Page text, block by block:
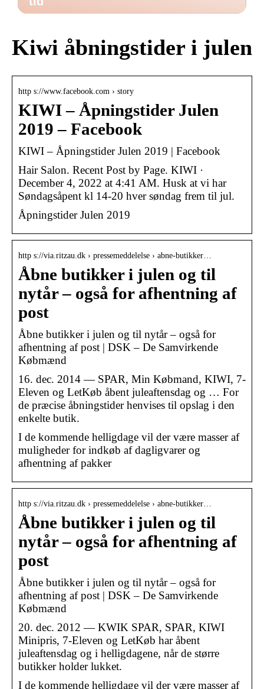
Kiwi åbningstider i julen
http s://www.facebook.com › story
KIWI – Åpningstider Julen
2019 – Facebook
KIWI – Åpningstider Julen 2019 | Facebook
Hair Salon. Recent Post by Page. KIWI ·
December 4, 2022 at 4:41 AM. Husk at vi har
Søndagsåpent kl 14-20 hver søndag frem til jul.
Åpningstider Julen 2019
http s://via.ritzau.dk › pressemeddelelse › abne-butikker…
Åbne butikker i julen og til
nytår – også for afhentning af
post
Åbne butikker i julen og til nytår – også for
afhentning af post | DSK – De Samvirkende
Købmænd
16. dec. 2014 — SPAR, Min Købmand, KIWI, 7-
Eleven og LetKøb åbent juleaftensdag og … For
de præcise åbningstider henvises til opslag i den
enkelte butik.
I de kommende helligdage vil der være masser af
muligheder for indkøb af dagligvarer og
afhentning af pakker
http s://via.ritzau.dk › pressemeddelelse › abne-butikker…
Åbne butikker i julen og til
nytår – også for afhentning af
post
Åbne butikker i julen og til nytår – også for
afhentning af post | DSK – De Samvirkende
Købmænd
20. dec. 2012 — KWIK SPAR, SPAR, KIWI
Minipris, 7-Eleven og LetKøb har åbent
juleaftensdag og i helligdagene, når de større
butikker holder lukket.
I de kommende helligdage vil der være masser af